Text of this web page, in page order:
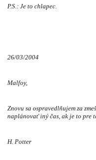
P.S.: Je to chlapec.
26/03/2004
Malfoy,
Znovu sa ospravedlňujem za
naplánovať iný čas, ak je to pre
H. Potter